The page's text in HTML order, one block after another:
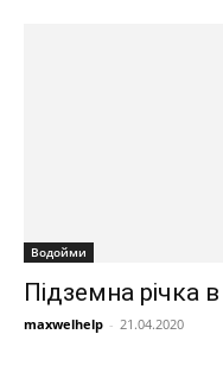
Водойми
Підземна річка
maxwelhelp - 21.04.2020